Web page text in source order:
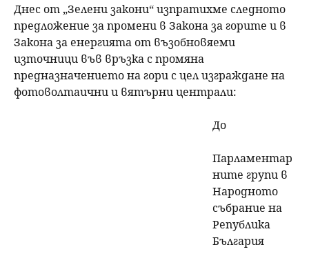
Днес от „Зелени закони“ изпратихме следното
предложение за промени в Закона за горите и в
Закона за енергията от възобновяеми
източници във връзка с промяна
предназначението на гори с цел изграждане на
фотоволтаични и вятърни централи:
До
Парламентар
ните групи в
Народното
събрание на
Република
България